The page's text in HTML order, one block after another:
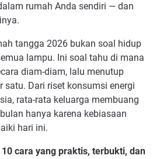
rumah Anda sendiri — dan
tangga 2026 bukan soal hidup
lampu. Ini soal tahu di mana
diam-diam, lalu menutup
satu. Dari riset konsumsi energi
rata-rata keluarga membuang
hanya karena kebiasaan
hari ini.
10 cara yang praktis, terbukti, dan